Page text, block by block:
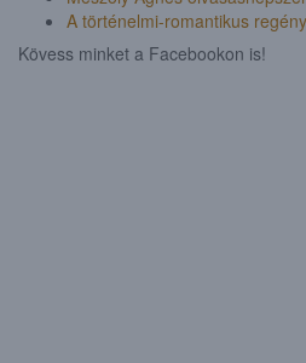
A történelmi-romantikus
Kövess minket a Facebookon is!